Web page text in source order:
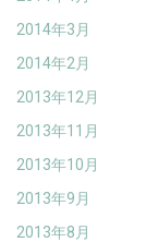
2014年3月
2014年2月
2013年12月
2013年11月
2013年10月
2013年9月
2013年8月